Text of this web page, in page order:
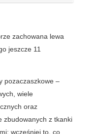
zachowana lewa
jeszcze 11
pozaczaszkowe –
wiele
oraz
zbudowanych z tkanki
wcześniej to, co